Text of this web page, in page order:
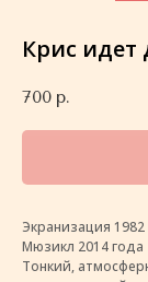
Крис идет
700 р.
Экранизация 1982
Мюзикл 2014 года
Тонкий,